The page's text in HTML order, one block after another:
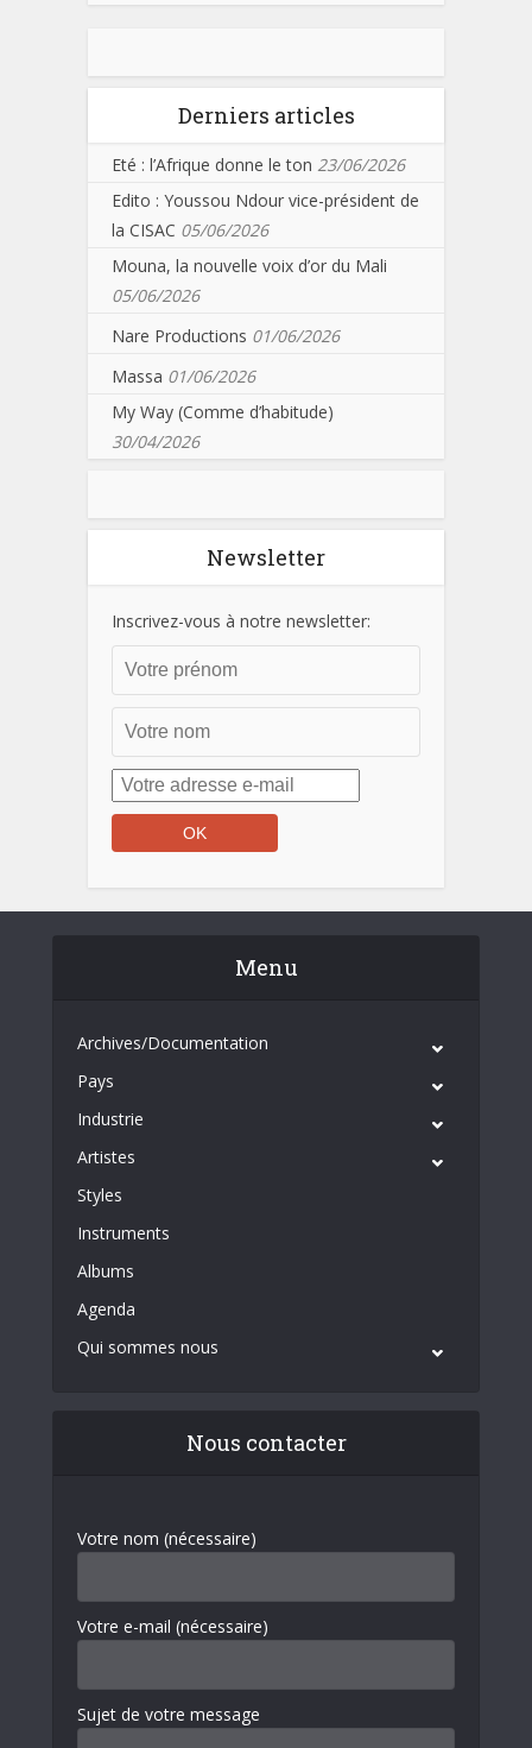
Derniers articles
Eté : l’Afrique donne le ton 23/06/2026
Edito : Youssou Ndour vice-président de
la CISAC 05/06/2026
Mouna, la nouvelle voix d’or du Mali
05/06/2026
Nare Productions 01/06/2026
Massa 01/06/2026
My Way (Comme d’habitude)
30/04/2026
Newsletter
Inscrivez-vous à notre newsletter:
Menu
Archives/Documentation
Pays
Industrie
Artistes
Styles
Instruments
Albums
Agenda
Qui sommes nous
Nous contacter
Votre nom (nécessaire)
Votre e-mail (nécessaire)
Sujet de votre message